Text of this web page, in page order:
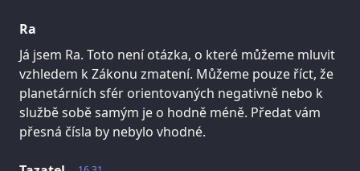
Ra
Já jsem Ra. Toto není otázka, o které můžeme mluvit
vzhledem k Zákonu zmatení. Můžeme pouze říct, že
planetárních sfér orientovaných negativně nebo k
službě sobě samým je o hodně méně. Předat vám
přesná čísla by nebylo vhodné.